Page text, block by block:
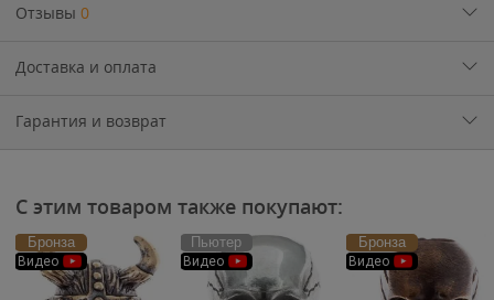
Отзывы 0
Доставка и оплата
Гарантия и возврат
С этим товаром также покупают:
Бронза
Видео
Пьютер
Видео
Бронза
Видео